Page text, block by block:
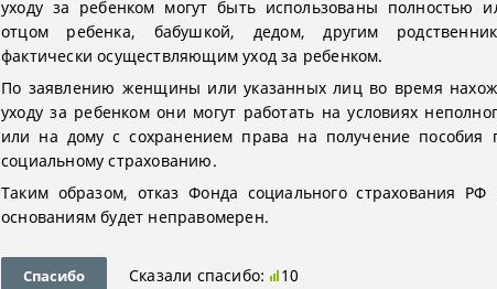
уходу за ребенком могут быть использованы полностью
отцом ребенка, бабушкой, дедом, другим
фактически осуществляющим уход за ребенком.
По заявлению женщины или указанных лиц во время
уходу за ребенком они могут работать на условиях
или на дому с сохранением права на получение пособия
социальному страхованию.
Таким образом, отказ Фонда социального страхования
основаниям будет неправомерен.
Спасибо Сказали спасибо: 10